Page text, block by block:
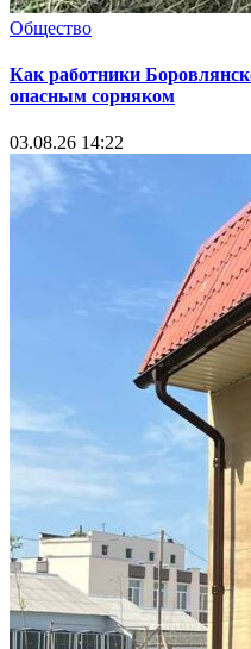
Общество
Как работники
опасным сорняком
03.08.26 14:22